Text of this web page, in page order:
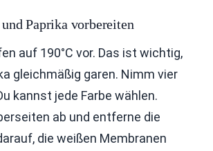
Paprika vorbereiten
auf 190°C vor. Das ist wichtig,
gleichmäßig garen. Nimm vier
kannst jede Farbe wählen.
ab und entferne die
die weißen Membranen